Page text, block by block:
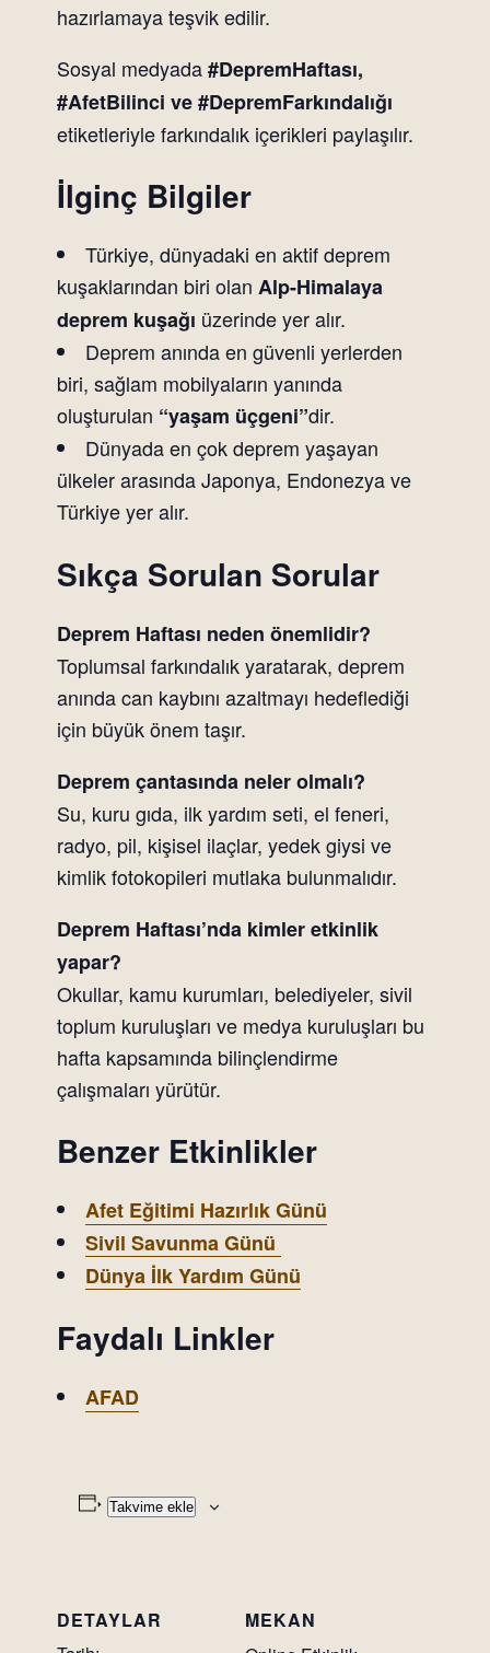
hazırlamaya teşvik edilir.
Sosyal medyada#DepremHaftası,
#AfetBilinci ve #DepremFarkındalığı
etiketleriyle farkındalık içerikleri paylaşılır.
İlginç Bilgiler
Türkiye, dünyadaki en aktif deprem
kuşaklarından biri olan Alp-Himalaya
deprem kuşağı üzerinde yer alır.
Deprem anında en güvenli yerlerden
biri, sağlam mobilyaların yanında
oluşturulan “yaşam üçgeni”dir.
Dünyada en çok deprem yaşayan
ülkeler arasında Japonya, Endonezya ve
Türkiye yer alır.
Sıkça Sorulan Sorular
Deprem Haftası neden önemlidir?
Toplumsal farkındalık yaratarak, deprem
anında can kaybını azaltmayı hedeflediği
için büyük önem taşır.
Deprem çantasında neler olmalı?
Su, kuru gıda, ilk yardım seti, el feneri,
radyo, pil, kişisel ilaçlar, yedek giysi ve
kimlik fotokopileri mutlaka bulunmalıdır.
Deprem Haftası’nda kimler etkinlik
yapar?
Okullar, kamu kurumları, belediyeler, sivil
toplum kuruluşları ve medya kuruluşları bu
hafta kapsamında bilinçlendirme
çalışmaları yürütür.
Benzer Etkinlikler
Afet Eğitimi Hazırlık Günü
Sivil Savunma Günü
Dünya İlk Yardım Günü
Faydalı Linkler
AFAD
Takvime ekle
DETAYLAR
MEKAN